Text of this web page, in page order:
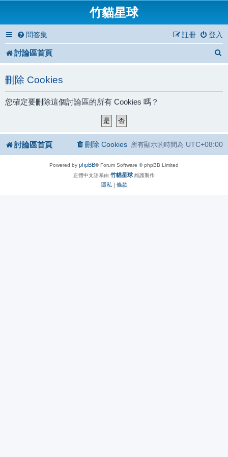
竹貓星球
問答集 登入
註冊
討論區首頁
刪除 Cookies
您確定要刪除這個討論區的所有 Cookies 嗎？
討論區首頁 所有顯示的時間為 UTC+08:00
刪除 Cookies
Powered by phpBB® Forum Software © phpBB Limited
正體中文語系由 竹貓星球 維護製作
隱私 | 條款